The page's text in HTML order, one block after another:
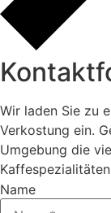
Wir laden Sie zu
Verkostung ein.
Umgebung die
Name